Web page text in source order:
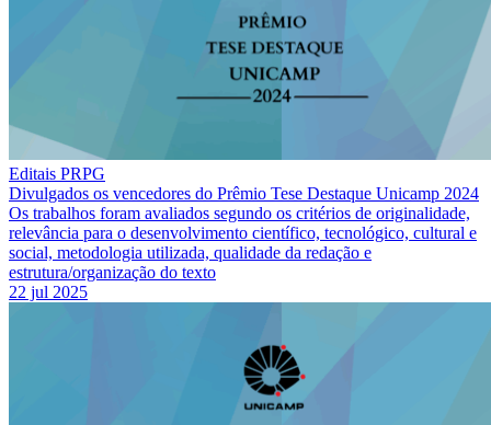
Editais PRPG
Divulgados os vencedores do Prêmio Tese Destaque Unicamp 2024
Os trabalhos foram avaliados segundo os critérios de originalidade,
relevância para o desenvolvimento científico, tecnológico, cultural e
social, metodologia utilizada, qualidade da redação e
estrutura/organização do texto
22 jul 2025